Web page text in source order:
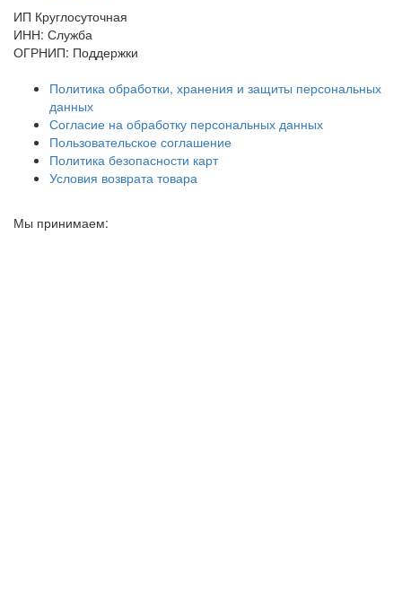
ИП Круглосуточная
ИНН: Служба
ОГРНИП: Поддержки
Политика обработки, хранения и защиты персональных
данных
Согласие на обработку персональных данных
Пользовательское соглашение
Политика безопасности карт
Условия возврата товара
Мы принимаем: